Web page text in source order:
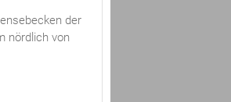
der
nördlich von